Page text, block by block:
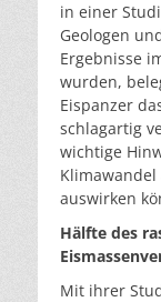
in einer
Geologen
Ergebnisse
wurden,
Eispanzer
schlagartig
wichtige
Klimawandel
auswirken
Hälfte des
Mit ihrer